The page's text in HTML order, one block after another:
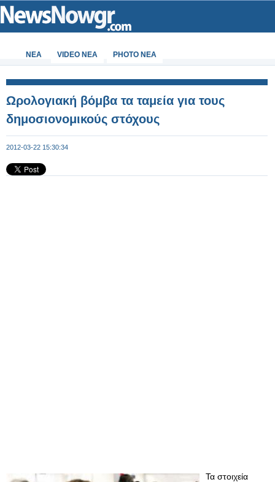
ΝΕΑ VIDEO NEA PHOTO NEA
Ωρολογιακή βόμβα τα ταμεία για τους
δημοσιονομικούς στόχους
2012-03-22 15:30:34
Τα στοιχεία